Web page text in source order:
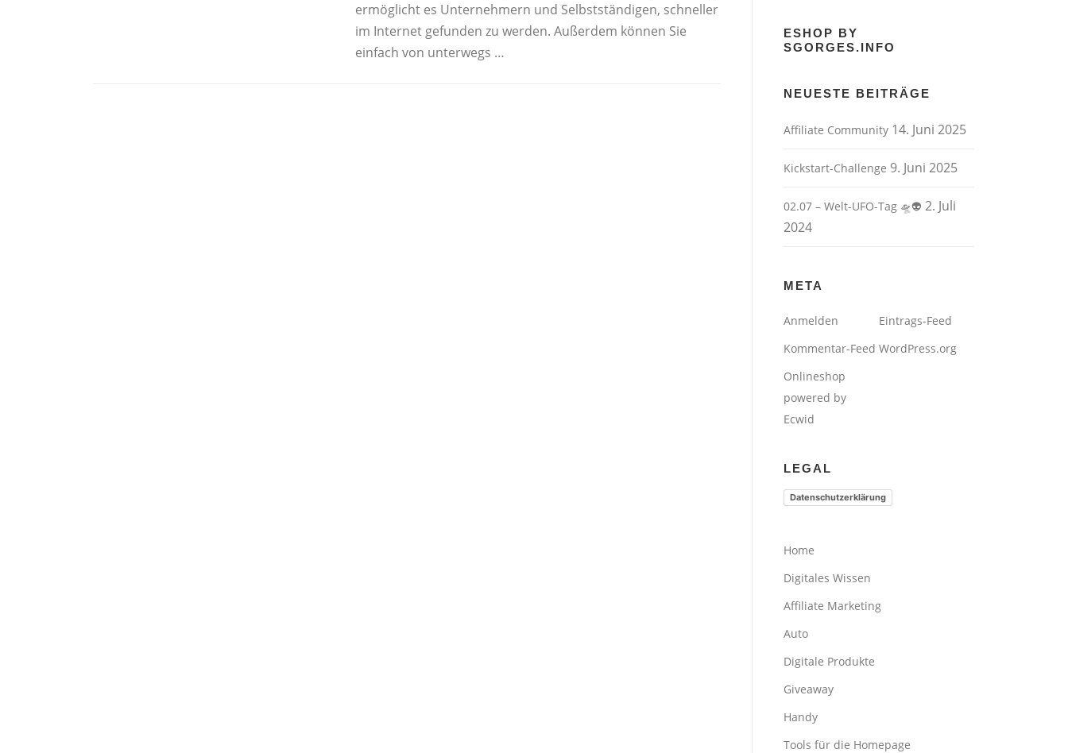
ermöglicht es Unternehmern und Selbstständigen, schneller
im Internet gefunden zu werden. Außerdem können Sie
einfach von unterwegs …
ESHOP BY
SGORGES.INFO
NEUESTE BEITRÄGE
Affiliate Community 14. Juni 2025
Kickstart-Challenge 9. Juni 2025
02.07 – Welt-UFO-Tag 🛸👽 2. Juli
2024
META
Anmelden
Eintrags-Feed
Kommentar-Feed WordPress.org
Onlineshop
powered by
Ecwid
LEGAL
Datenschutzerklärung
Home
Digitales Wissen
Affiliate Marketing
Auto
Digitale Produkte
Giveaway
Handy
Tools für die Homepage